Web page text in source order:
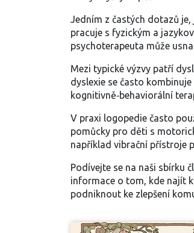
Jedním z častých dotazů
pracuje s fyzickým a
psychoterapeuta může
Mezi typické výzvy patří
dyslexie se často
kognitivně‑behaviorální
V praxi logopedie často
pomůcky pro děti s
například vibrační přístroje
Podívejte se na naši sbírku
informace o tom, kde najít
podniknout ke zlepšení